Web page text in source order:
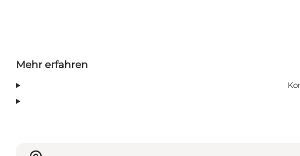
Mehr erfahren